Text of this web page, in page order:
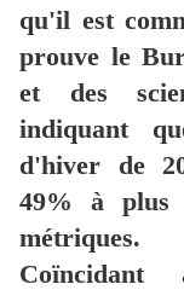
qu'il est
prouve le
et des
indiquant
d'hiver de
49% à plus
métriques.
Coïncidant